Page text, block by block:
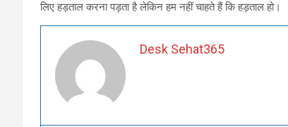
लिए हड़ताल करना पड़ता है लेकिन हम नहीं चाहते हैं कि हड़ताल हो।
Desk Sehat365